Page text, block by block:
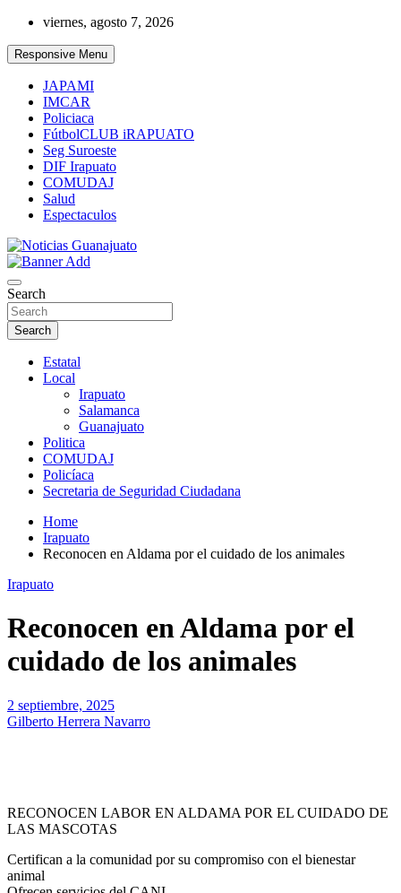
Skip
content
viernes, agosto 7, 2026
Responsive Menu
JAPAMI
IMCAR
Policiaca
FútbolCLUB iRAPUATO
Seg Suroeste
DIF Irapuato
COMUDAJ
Salud
Espectaculos
Noticias Guanajuato
Search
Search
Estatal
Local
Irapuato
Salamanca
Guanajuato
Politica
COMUDAJ
Policíaca
Secretaria de Seguridad Ciudadana
Home
Irapuato
Reconocen en Aldama por el cuidado de los animales
Irapuato
Reconocen en Aldama por el
cuidado de los animales
2 septiembre, 2025
Gilberto Herrera Navarro
RECONOCEN LABOR EN ALDAMA POR EL CUIDADO DE
LAS MASCOTAS
Certifican a la comunidad por su compromiso con el bienestar
animal